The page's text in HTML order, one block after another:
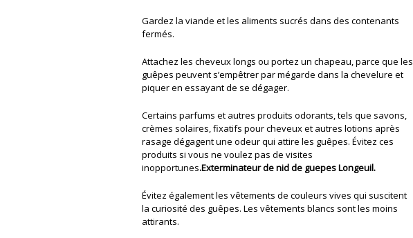
Gardez la viande et les aliments sucrés dans des contenants
fermés.
Attachez les cheveux longs ou portez un chapeau, parce que les
guêpes peuvent s’empêtrer par mégarde dans la chevelure et
piquer en essayant de se dégager.
Certains parfums et autres produits odorants, tels que savons,
crèmes solaires, fixatifs pour cheveux et autres lotions après
rasage dégagent une odeur qui attire les guêpes. Évitez ces
produits si vous ne voulez pas de visites
inopportunes.Exterminateur de nid de guepes Longeuil.
Évitez également les vêtements de couleurs vives qui suscitent
la curiosité des guêpes. Les vêtements blancs sont les moins
attirants.